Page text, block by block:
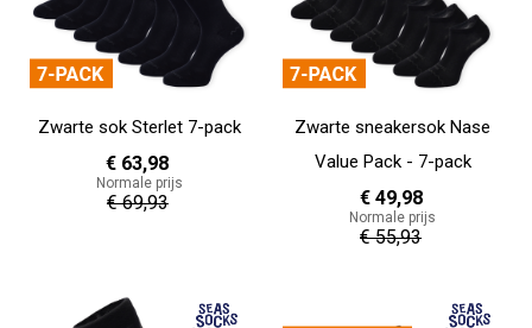
Zwarte sok Sterlet 7-pack
€ 63,98
Normale prijs
€ 69,93
Zwarte sneakersok Nase
Value Pack - 7-pack
€ 49,98
Normale prijs
€ 55,93
In Winkelwagen